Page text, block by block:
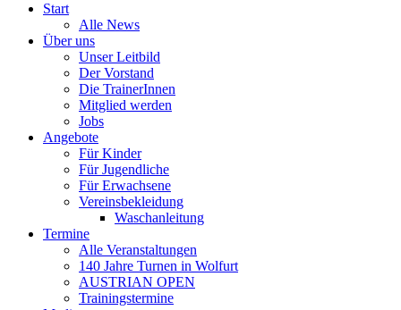
Start
Alle News
Über uns
Unser Leitbild
Der Vorstand
Die TrainerInnen
Mitglied werden
Jobs
Angebote
Für Kinder
Für Jugendliche
Für Erwachsene
Vereinsbekleidung
Waschanleitung
Termine
Alle Veranstaltungen
140 Jahre Turnen in Wolfurt
AUSTRIAN OPEN
Trainingstermine